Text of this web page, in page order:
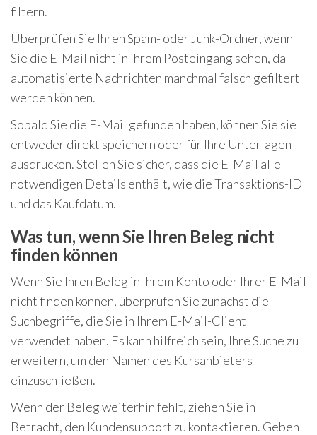
filtern.
Überprüfen Sie Ihren Spam- oder Junk-Ordner, wenn
Sie die E-Mail nicht in Ihrem Posteingang sehen, da
automatisierte Nachrichten manchmal falsch gefiltert
werden können.
Sobald Sie die E-Mail gefunden haben, können Sie sie
entweder direkt speichern oder für Ihre Unterlagen
ausdrucken. Stellen Sie sicher, dass die E-Mail alle
notwendigen Details enthält, wie die Transaktions-ID
und das Kaufdatum.
Was tun, wenn Sie Ihren Beleg nicht
finden können
Wenn Sie Ihren Beleg in Ihrem Konto oder Ihrer E-Mail
nicht finden können, überprüfen Sie zunächst die
Suchbegriffe, die Sie in Ihrem E-Mail-Client
verwendet haben. Es kann hilfreich sein, Ihre Suche zu
erweitern, um den Namen des Kursanbieters
einzuschließen.
Wenn der Beleg weiterhin fehlt, ziehen Sie in
Betracht, den Kundensupport zu kontaktieren. Geben